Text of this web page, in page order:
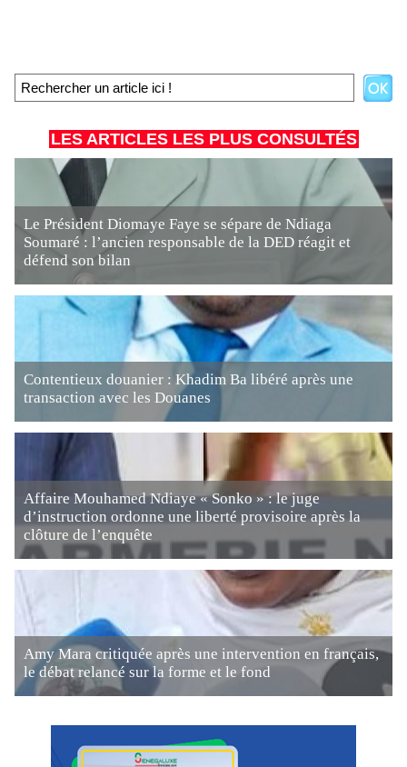
LES ARTICLES LES PLUS CONSULTÉS
Le Président Diomaye Faye se sépare de Ndiaga
Soumaré : l’ancien responsable de la DED réagit et
défend son bilan
Contentieux douanier : Khadim Ba libéré après une
transaction avec les Douanes
Affaire Mouhamed Ndiaye « Sonko » : le juge
d’instruction ordonne une liberté provisoire après la
clôture de l’enquête
Amy Mara critiquée après une intervention en français,
le débat relancé sur la forme et le fond